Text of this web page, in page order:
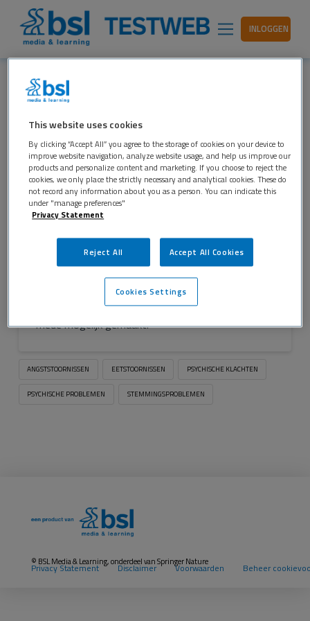
INLOGGEN
VOORTGEZET ONDERWIJS
BESPREEKBAAR MAKEN
BSL TESTWEB 21 JUNI 2021 PSYCHOLOGIE
In het voortgezet onderwijs heeft 1 op de 5
belangrijk dat psychische klachten bespreekbaar
worden. Staatssecretaris Paul Blokhuis heeft
daarom namens het ministerie van VWS het
project Taboeiend van stichting Durf Te Vragen
mede mogelijk gemaakt.
ANGSTSTOORNISSEN EETSTOORNISSEN PSYCHISCHE KLACHTEN
PSYCHISCHE PROBLEMEN STEMMINGSPROBLEMEN
© BSL Media & Learning, onderdeel vanSpringer Nature
Privacy Statement Disclaimer Voorwaarden Beheer
This website uses cookies
By clicking “Accept All” you agree to the storage of cookies on your device to
improve website navigation, analyze website usage, and help us improve our
products and personalize content and marketing. If you choose to reject the
cookies, we only place the strictly necessary and analytical cookies. These do
not record any information about you as a person. You can indicate this
under "manage preferences"
Privacy Statement
Reject All Accept All Cookies
Cookies Settings